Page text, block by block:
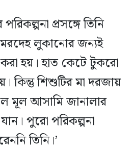
প্রসঙ্গে তিনি
মরদেহ লুকানোর জন্যই
করা হয়। হাত কেটে টুকরো
কিন্তু শিশুটির মা দরজায়
মূল আসামি জানালার
পুরো পরিকল্পনা
তিনি।’